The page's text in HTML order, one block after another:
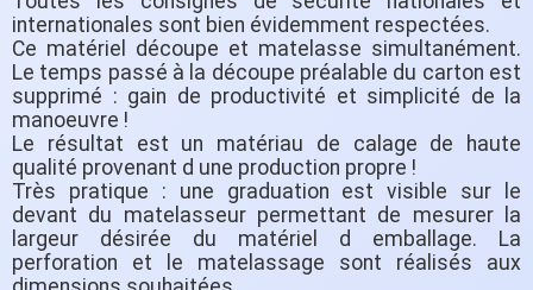
internationales sont bien évidemment respectées.
Ce matériel découpe et matelasse simultanément.
Le temps passé à la découpe préalable du carton est
supprimé : gain de productivité et simplicité de la
manoeuvre !
Le résultat est un matériau de calage de haute
qualité provenant d une production propre !
Très pratique : une graduation est visible sur le
devant du matelasseur permettant de mesurer la
largeur désirée du matériel d emballage. La
perforation et le matelassage sont réalisés aux